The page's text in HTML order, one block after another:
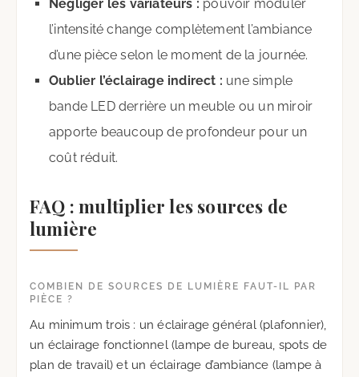
Négliger les variateurs : pouvoir moduler
l’intensité change complètement l’ambiance
d’une pièce selon le moment de la journée.
Oublier l’éclairage indirect : une simple
bande LED derrière un meuble ou un miroir
apporte beaucoup de profondeur pour un
coût réduit.
FAQ : multiplier les sources de
lumière
COMBIEN DE SOURCES DE LUMIÈRE FAUT-IL PAR
PIÈCE ?
Au minimum trois : un éclairage général (plafonnier),
un éclairage fonctionnel (lampe de bureau, spots de
plan de travail) et un éclairage d’ambiance (lampe à